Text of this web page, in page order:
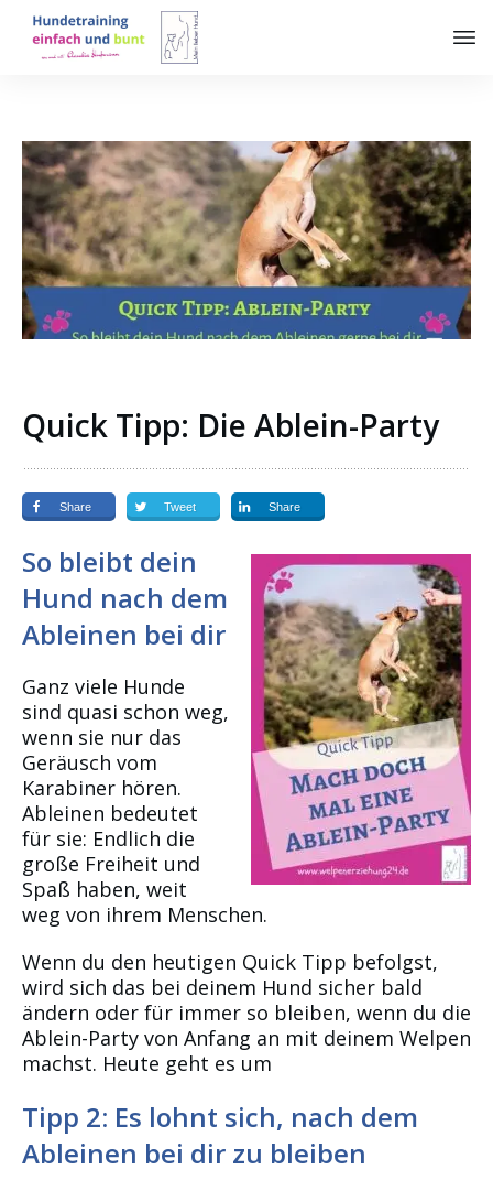
Quick Tipp: Die Ablein-Party
Share Tweet Share
So bleibt dein
Hund nach dem
Ableinen bei dir
Ganz viele Hunde
sind quasi schon weg,
wenn sie nur das
Geräusch vom
Karabiner hören.
Ableinen bedeutet
für sie: Endlich die
große Freiheit und
Spaß haben, weit
weg von ihrem Menschen.
Wenn du den heutigen Quick Tipp befolgst,
wird sich das bei deinem Hund sicher bald
ändern oder für immer so bleiben, wenn du die
Ablein-Party von Anfang an mit deinem Welpen
machst. Heute geht es um
Tipp 2: Es lohnt sich, nach dem
Ableinen bei dir zu bleiben